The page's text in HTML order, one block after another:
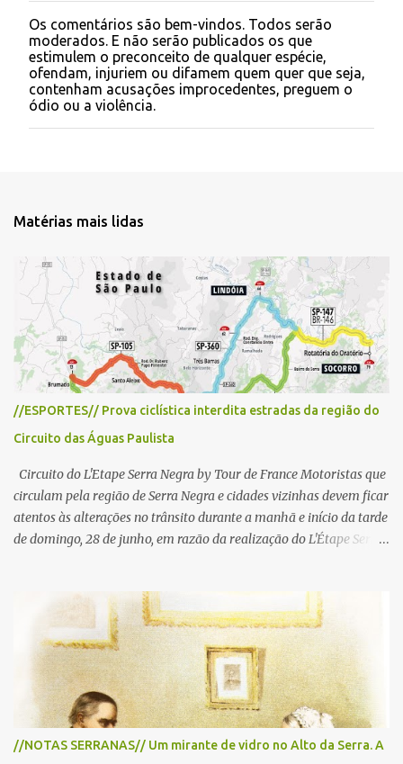
P
o
s
t
a
r
u
n
i
o
Os comentários são bem-vindos. Todos serão
moderados. E não serão publicados os que
estimulem o preconceito de qualquer espécie,
ofendam, injuriem ou difamem quem quer que seja,
contenham acusações improcedentes, preguem o
ódio ou a violência.
Matérias mais lidas
//ESPORTES// Prova ciclística interdita estradas da região do
Circuito das Águas Paulista
Circuito do L'Etape Serra Negra by Tour de France Motoristas que
circulam pela região de Serra Negra e cidades vizinhas devem ficar
atentos às alterações no trânsito durante a manhã e início da tarde
de domingo, 28 de junho, em razão da realização do L'Étape Serra
reunirá atletas de diferentes regiões do país e terá percursos
passando pelos municípios de Serra Negra, Amparo, Monte Alegre
do Sul, Lindoia e Socorro. Para garantir a segurança dos
participantes e do público, diversos trechos de rodovias e estradas
da região serão interditados temporariamente ao longo da prova.
A largada será na Rua Coronel Pedro Penteado, em Serra Negra,
para cerca de 2.000 ciclistas, às 6h30. De acordo com o
cronograma da organização e de todas as prefeituras envolvidas,
//NOTAS SERRANAS// Um mirante de vidro no Alto da Serra. A